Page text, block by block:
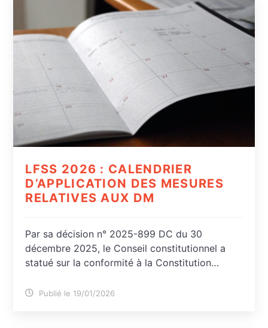
LFSS 2026 : CALENDRIER
D’APPLICATION DES MESURES
RELATIVES AUX DM
Par sa décision n° 2025-899 DC du 30
décembre 2025, le Conseil constitutionnel a
statué sur la conformité à la Constitution…
Publié le 19/01/2026